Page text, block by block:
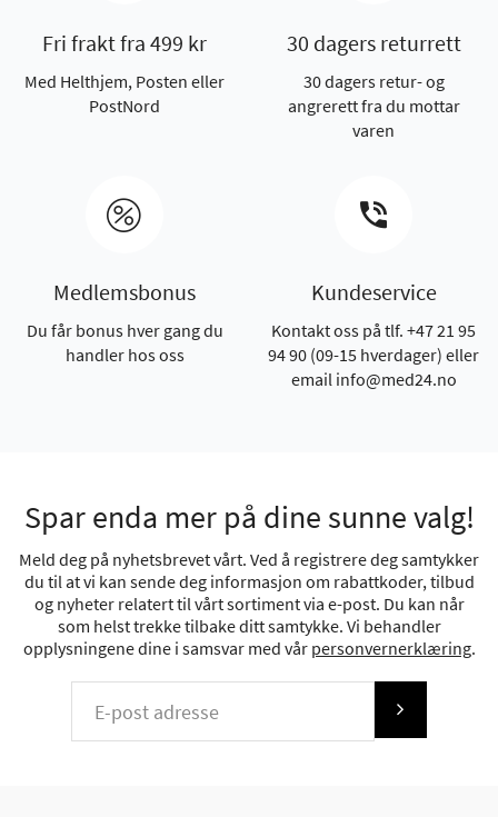
Fri frakt fra 499 kr
Med Helthjem, Posten eller
PostNord
30 dagers returrett
30 dagers retur- og
angrerett fra du mottar
varen
Medlemsbonus
Du får bonus hver gang du
handler hos oss
Kundeservice
Kontakt oss på tlf. +47 21 95
94 90 (09-15 hverdager) eller
email info@med24.no
Spar enda mer på dine sunne valg!
Meld deg på nyhetsbrevet vårt. Ved å registrere deg samtykker
du til at vi kan sende deg informasjon om rabattkoder, tilbud
og nyheter relatert til vårt sortiment via e-post. Du kan når
som helst trekke tilbake ditt samtykke. Vi behandler
opplysningene dine i samsvar med vår personvernerklæring.